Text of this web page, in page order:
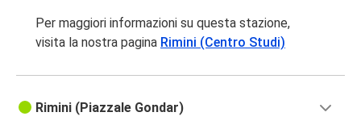
Per maggiori informazioni su questa stazione,
visita la nostra pagina Rimini (Centro Studi)
Rimini (Piazzale Gondar)